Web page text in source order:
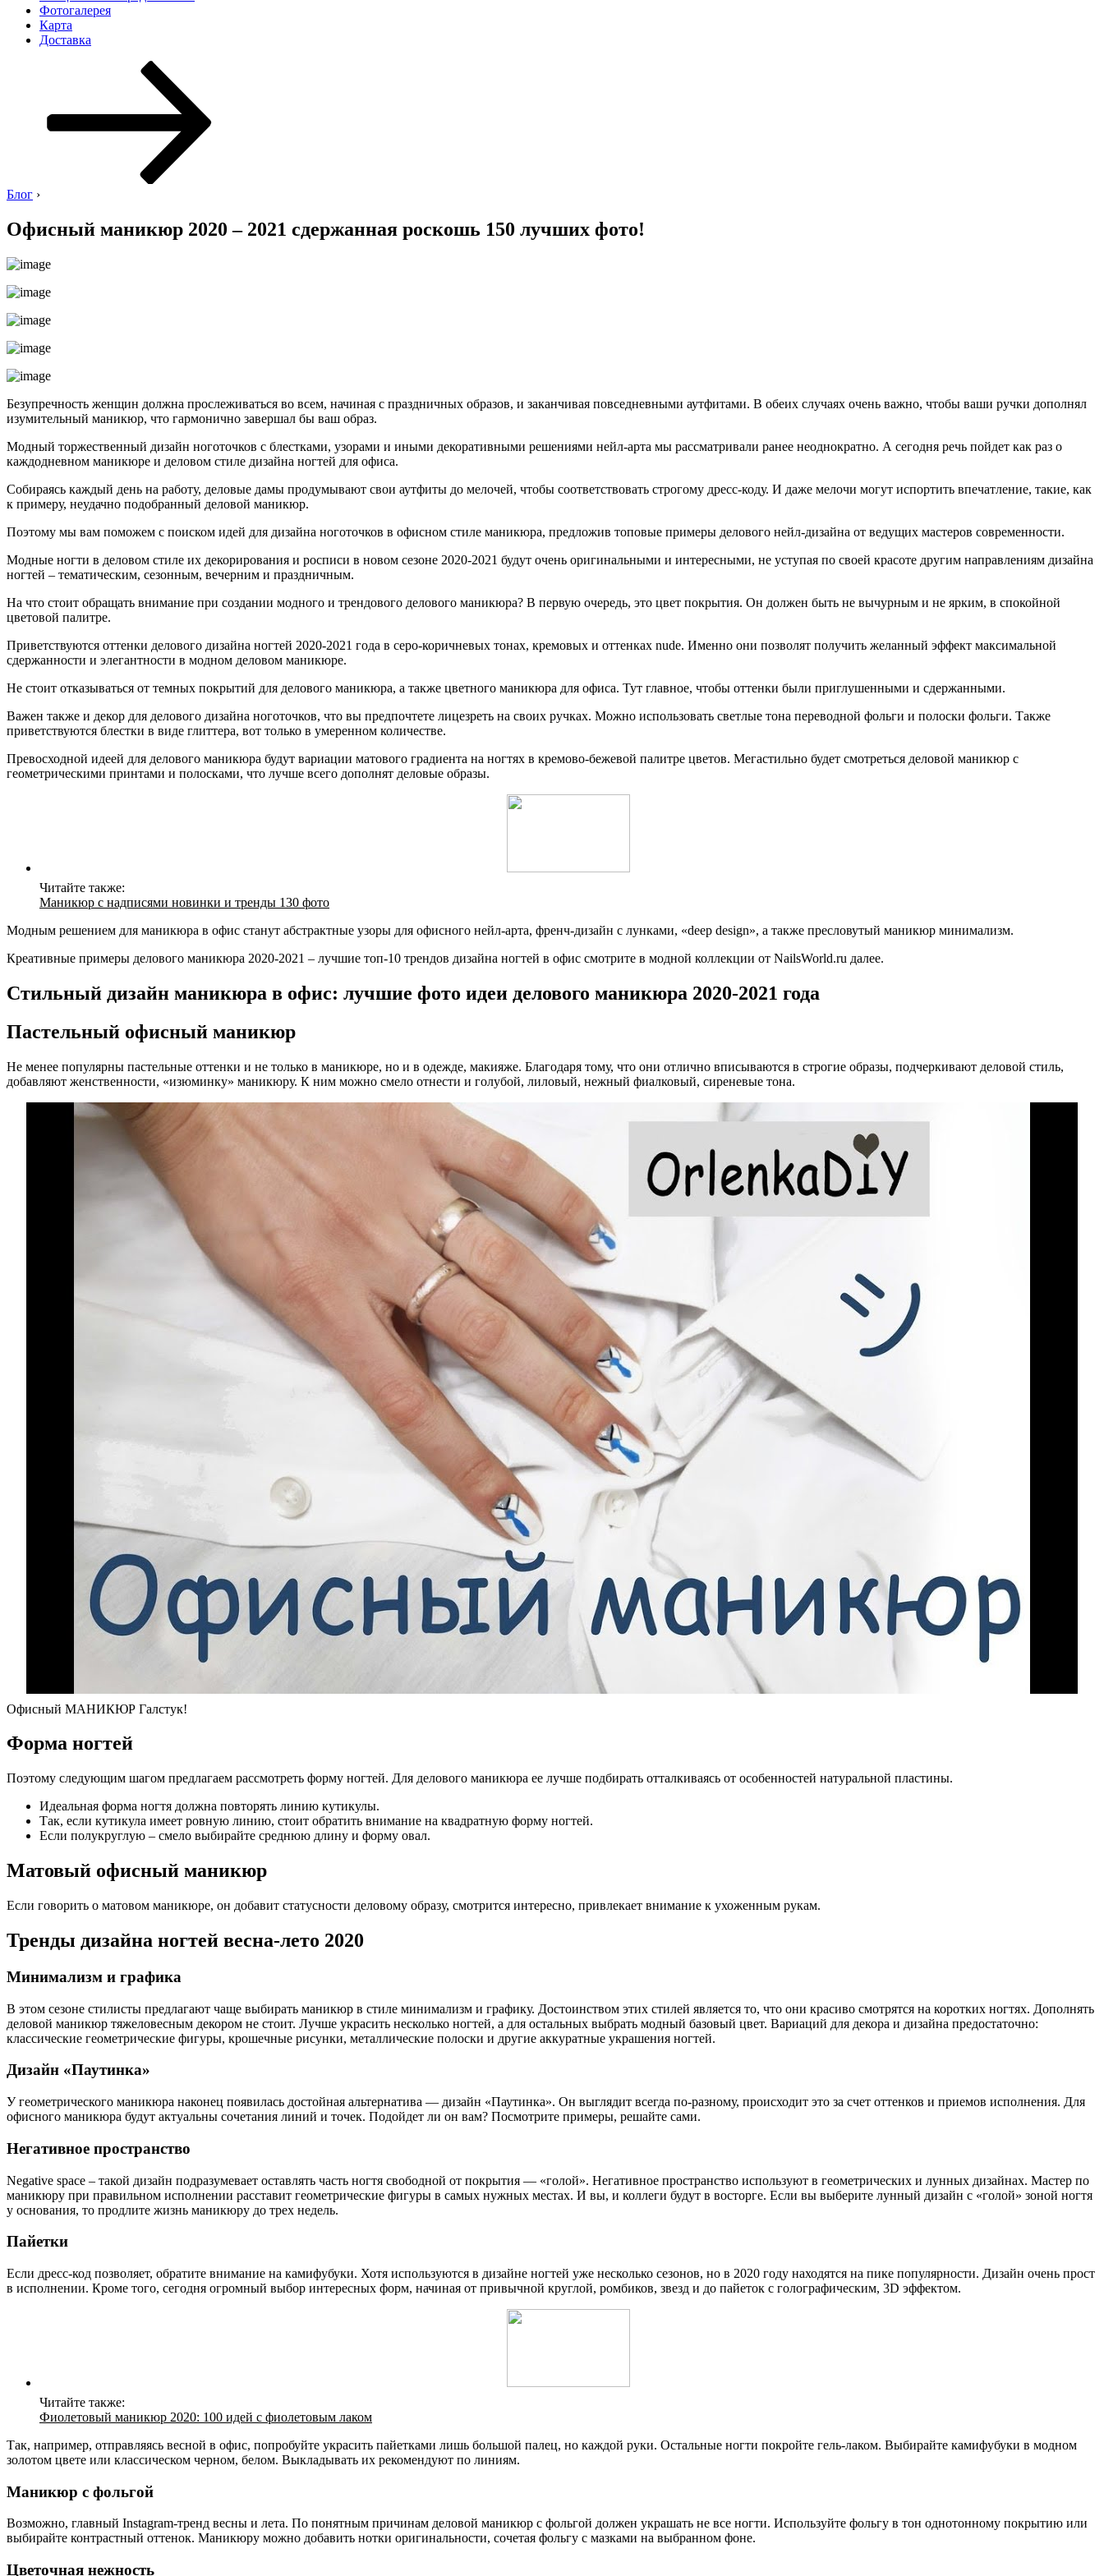
Фотогалерея
Карта
Доставка
Блог ›
Офисный маникюр 2020 – 2021 сдержанная роскошь 150 лучших фото!
Безупречность женщин должна прослеживаться во всем, начиная с праздничных образов, и заканчивая повседневными аутфитами. В обеих случаях очень важно, чтобы ваши ручки дополнял
изумительный маникюр, что гармонично завершал бы ваш образ.
Модный торжественный дизайн ноготочков с блестками, узорами и иными декоративными решениями нейл-арта мы рассматривали ранее неоднократно. А сегодня речь пойдет как раз о
каждодневном маникюре и деловом стиле дизайна ногтей для офиса.
Собираясь каждый день на работу, деловые дамы продумывают свои аутфиты до мелочей, чтобы соответствовать строгому дресс-коду. И даже мелочи могут испортить впечатление, такие, как
к примеру, неудачно подобранный деловой маникюр.
Поэтому мы вам поможем с поиском идей для дизайна ноготочков в офисном стиле маникюра, предложив топовые примеры делового нейл-дизайна от ведущих мастеров современности.
Модные ногти в деловом стиле их декорирования и росписи в новом сезоне 2020-2021 будут очень оригинальными и интересными, не уступая по своей красоте другим направлениям дизайна
ногтей – тематическим, сезонным, вечерним и праздничным.
На что стоит обращать внимание при создании модного и трендового делового маникюра? В первую очередь, это цвет покрытия. Он должен быть не вычурным и не ярким, в спокойной
цветовой палитре.
Приветствуются оттенки делового дизайна ногтей 2020-2021 года в серо-коричневых тонах, кремовых и оттенках nude. Именно они позволят получить желанный эффект максимальной
сдержанности и элегантности в модном деловом маникюре.
Не стоит отказываться от темных покрытий для делового маникюра, а также цветного маникюра для офиса. Тут главное, чтобы оттенки были приглушенными и сдержанными.
Важен также и декор для делового дизайна ноготочков, что вы предпочтете лицезреть на своих ручках. Можно использовать светлые тона переводной фольги и полоски фольги. Также
приветствуются блестки в виде глиттера, вот только в умеренном количестве.
Превосходной идеей для делового маникюра будут вариации матового градиента на ногтях в кремово-бежевой палитре цветов. Мегастильно будет смотреться деловой маникюр с
геометрическими принтами и полосками, что лучше всего дополнят деловые образы.
Читайте также:
Маникюр с надписями новинки и тренды 130 фото
Модным решением для маникюра в офис станут абстрактные узоры для офисного нейл-арта, френч-дизайн с лунками, «deep design», а также пресловутый маникюр минимализм.
Креативные примеры делового маникюра 2020-2021 – лучшие топ-10 трендов дизайна ногтей в офис смотрите в модной коллекции от NailsWorld.ru далее.
Стильный дизайн маникюра в офис: лучшие фото идеи делового маникюра 2020-2021 года
Пастельный офисный маникюр
Не менее популярны пастельные оттенки и не только в маникюре, но и в одежде, макияже. Благодаря тому, что они отлично вписываются в строгие образы, подчеркивают деловой стиль,
добавляют женственности, «изюминку» маникюру. К ним можно смело отнести и голубой, лиловый, нежный фиалковый, сиреневые тона.
Офисный МАНИКЮР Галстук!
Форма ногтей
Поэтому следующим шагом предлагаем рассмотреть форму ногтей. Для делового маникюра ее лучше подбирать отталкиваясь от особенностей натуральной пластины.
Идеальная форма ногтя должна повторять линию кутикулы.
Так, если кутикула имеет ровную линию, стоит обратить внимание на квадратную форму ногтей.
Если полукруглую – смело выбирайте среднюю длину и форму овал.
Матовый офисный маникюр
Если говорить о матовом маникюре, он добавит статусности деловому образу, смотрится интересно, привлекает внимание к ухоженным рукам.
Тренды дизайна ногтей весна-лето 2020
Минимализм и графика
В этом сезоне стилисты предлагают чаще выбирать маникюр в стиле минимализм и графику. Достоинством этих стилей является то, что они красиво смотрятся на коротких ногтях. Дополнять
деловой маникюр тяжеловесным декором не стоит. Лучше украсить несколько ногтей, а для остальных выбрать модный базовый цвет. Вариаций для декора и дизайна предостаточно:
классические геометрические фигуры, крошечные рисунки, металлические полоски и другие аккуратные украшения ногтей.
Дизайн «Паутинка»
У геометрического маникюра наконец появилась достойная альтернатива — дизайн «Паутинка». Он выглядит всегда по-разному, происходит это за счет оттенков и приемов исполнения. Для
офисного маникюра будут актуальны сочетания линий и точек. Подойдет ли он вам? Посмотрите примеры, решайте сами.
Негативное пространство
Negative space – такой дизайн подразумевает оставлять часть ногтя свободной от покрытия — «голой». Негативное пространство используют в геометрических и лунных дизайнах. Мастер по
маникюру при правильном исполнении расставит геометрические фигуры в самых нужных местах. И вы, и коллеги будут в восторге. Если вы выберите лунный дизайн с «голой» зоной ногтя
у основания, то продлите жизнь маникюру до трех недель.
Пайетки
Если дресс-код позволяет, обратите внимание на камифубуки. Хотя используются в дизайне ногтей уже несколько сезонов, но в 2020 году находятся на пике популярности. Дизайн очень прост
в исполнении. Кроме того, сегодня огромный выбор интересных форм, начиная от привычной круглой, ромбиков, звезд и до пайеток с голографическим, 3D эффектом.
Читайте также:
Фиолетовый маникюр 2020: 100 идей с фиолетовым лаком
Так, например, отправляясь весной в офис, попробуйте украсить пайетками лишь большой палец, но каждой руки. Остальные ногти покройте гель-лаком. Выбирайте камифубуки в модном
золотом цвете или классическом черном, белом. Выкладывать их рекомендуют по линиям.
Маникюр с фольгой
Возможно, главный Instagram-тренд весны и лета. По понятным причинам деловой маникюр с фольгой должен украшать не все ногти. Используйте фольгу в тон однотонному покрытию или
выбирайте контрастный оттенок. Маникюру можно добавить нотки оригинальности, сочетая фольгу с мазками на выбранном фоне.
Цветочная нежность